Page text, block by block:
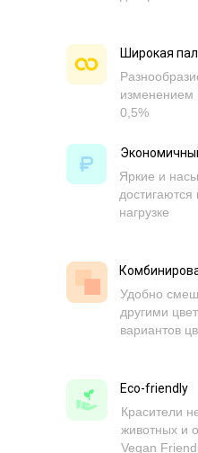
Яркие и
нагрузке
Удобно
другими
вариантов
Широкая
изменением
0,5%
Eco-friendly
Красители
животных и
Vegan